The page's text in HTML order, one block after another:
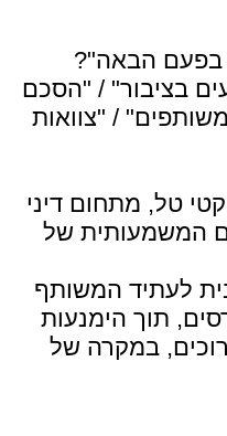
בפעם הבאה"?
בציבור" / "הסכם
/ "צוואות
טל, מתחום דיני
המשמעותית של
לעתיד המשותף
תוך הימנעות
במקרה של